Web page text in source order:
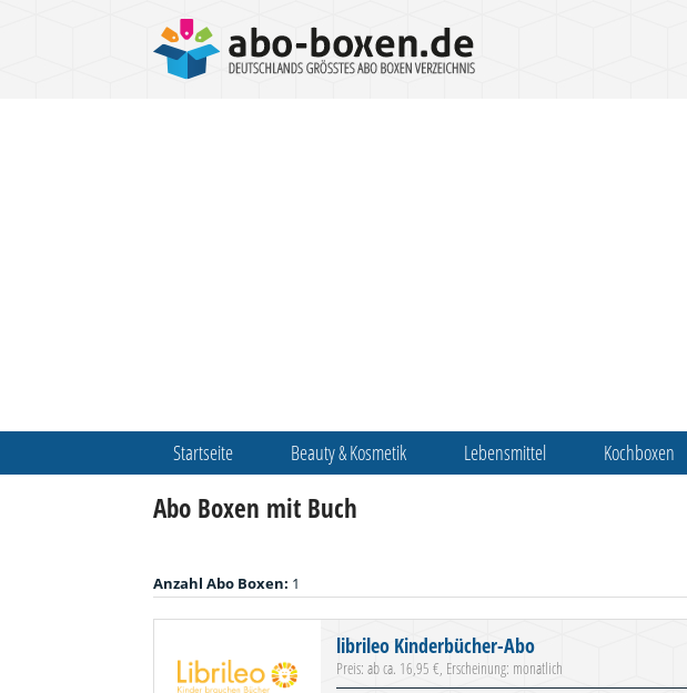
Startseite Beauty & Kosmetik Lebensmittel Kochboxen
Abo Boxen mit Buch
Anzahl Abo Boxen: 1
librileo Kinderbücher-Abo
Preis: ab ca. 16,95 €, Erscheinung: monatlich